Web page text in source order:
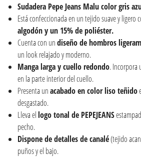
Sudadera Pepe Jeans Malu color gris
Está confeccionada en un tejido suave y ligero
algodón y un 15% de poliéster.
Cuenta con undiseño de hombros
un look relajado y moderno.
Manga larga y cuello redondo. Incorpora
en la parte interior del cuello.
Presenta unacabado en color liso teñido
desgastado.
Lleva ellogo tonal de PEPEJEANS
pecho.
Dispone de detalles de canalé(tejido
puños y el bajo.